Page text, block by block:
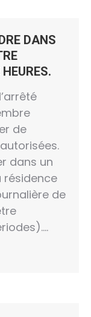
DANS
de
dans un
résidence
de